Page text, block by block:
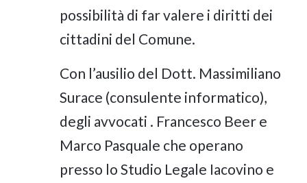
possibilità di far valere i diritti dei
cittadini del Comune.
Con l’ausilio del Dott. Massimiliano
Surace (consulente informatico),
degli avvocati . Francesco Beer e
Marco Pasquale che operano
presso lo Studio Legale Iacovino e